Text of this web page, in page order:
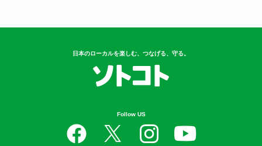
日本のローカルを楽しむ、つなげる、守る。
Follow US